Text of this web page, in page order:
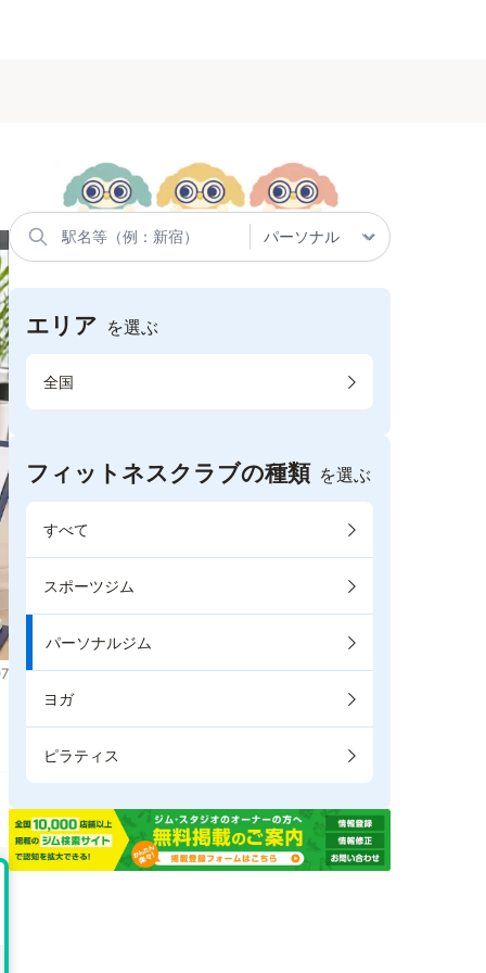
エリア を選ぶ
全国
フィットネスクラブの種類 を選ぶ
すべて
スポーツジム
パーソナルジム
ヨガ
ピラティス